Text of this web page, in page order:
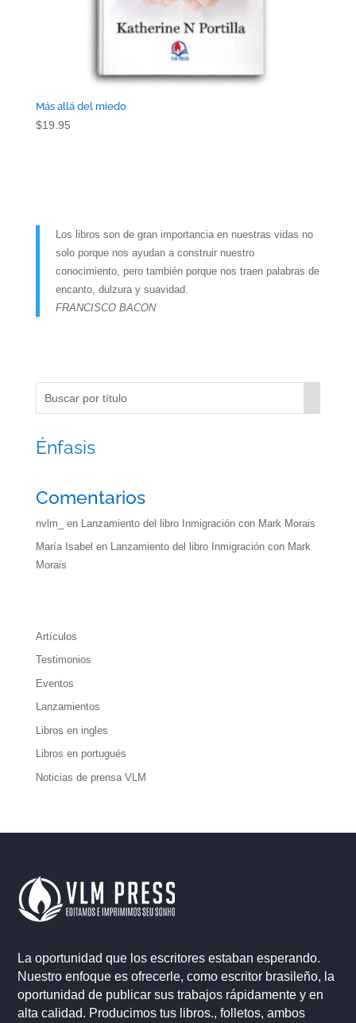
Más allá del miedo
$19.95
Los libros son de gran importancia en nuestras vidas no
solo porque nos ayudan a construir nuestro
conocimiento, pero también porque nos traen palabras de
encanto, dulzura y suavidad.
FRANCISCO BACON
Énfasis
Comentarios
nvlm_ en Lanzamiento del libro Inmigración con Mark Morais
María Isabel en Lanzamiento del libro Inmigración con Mark
Morais
Artículos
Testimonios
Eventos
Lanzamientos
Libros en ingles
Libros en portugués
Noticias de prensa VLM
La oportunidad que los escritores estaban esperando.
Nuestro enfoque es ofrecerle, como escritor brasileño, la
oportunidad de publicar sus trabajos rápidamente y en
alta calidad. Producimos tus libros., folletos, ambos